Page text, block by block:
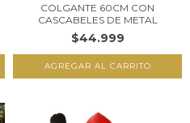
COLGANTE 60CM CON
CASCABELES DE METAL
$44.999